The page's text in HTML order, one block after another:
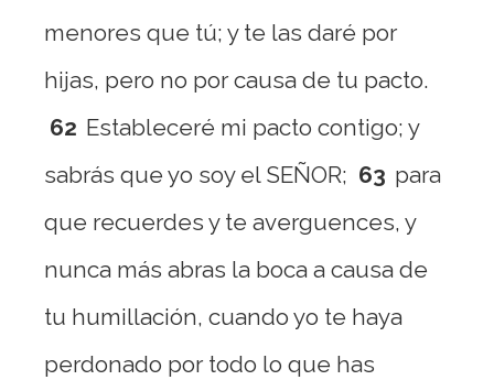
menores que tú; y te las daré por
hijas, pero no por causa de tu pacto.
62 Estableceré mi pacto contigo; y
sabrás que yo soy el SEÑOR; 63 para
que recuerdes y te averguences, y
nunca más abras la boca a causa de
tu humillación, cuando yo te haya
perdonado por todo lo que has